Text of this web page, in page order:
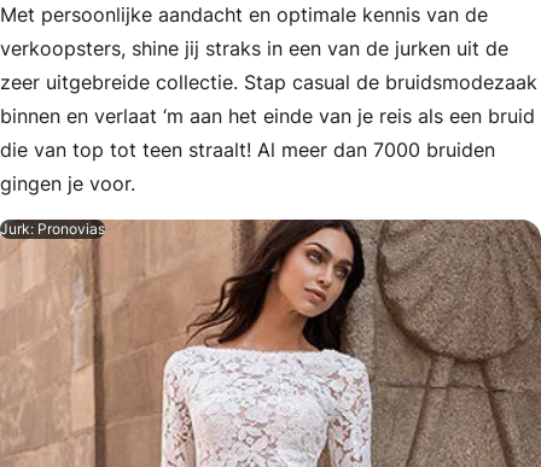
Jouw bruiloft begint bij Hony Bruidsmode. Want hier vind
Met persoonlijke aandacht en optimale kennis van de
verkoopsters, shine jij straks in een van de jurken uit de
zeer uitgebreide collectie. Stap casual de bruidsmodezaak
binnen en verlaat ‘m aan het einde van je reis als een bruid
die van top tot teen straalt! Al meer dan 7000 bruiden
gingen je voor.
Jurk: Pronovias